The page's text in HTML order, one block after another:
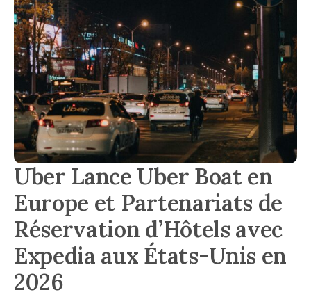
Uber Lance Uber Boat en
Europe et Partenariats de
Réservation d’Hôtels avec
Expedia aux États-Unis en
2026